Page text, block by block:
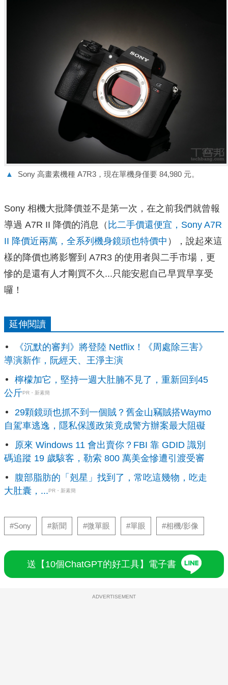
▲ Sony 高畫素機種 A7R3，現在單機身僅要 84,980 元。
Sony 相機大批降價並不是第一次，在之前我們就曾報
導過 A7R II 降價的消息（ 比二手價還便宜，Sony A7R
II 降價近兩萬，全系列機身鏡頭也特價中 ），說起來這
樣的降價也將影響到 A7R3 的使用者與二手市場，更
慘的是還有人才剛買不久...只能安慰自己早買早享受
囉！
延伸閱讀
《沉默的審判》將登陸 Netflix！《周處除三害》
導演新作，阮經天、王淨主演
檸檬加它，堅持一週大肚腩不見了，重新回到45
公斤PR・新素簡
29顆鏡頭也抓不到一個賊？舊金山竊賊搭Waymo
自駕車逃逸，隱私保護政策竟成警方辦案最大阻礙
原來 Windows 11 會出賣你？FBI 靠 GDID 識別
碼追蹤 19 歲駭客，勒索 800 萬美金慘遭引渡受審
腹部脂肪的「剋星」找到了，常吃這幾物，吃走
大肚囊，... PR・新素簡
#Sony #新聞 #微單眼 #單眼 #相機/影像
送【10個ChatGPT的好工具】電子書
ADVERTISEMENT